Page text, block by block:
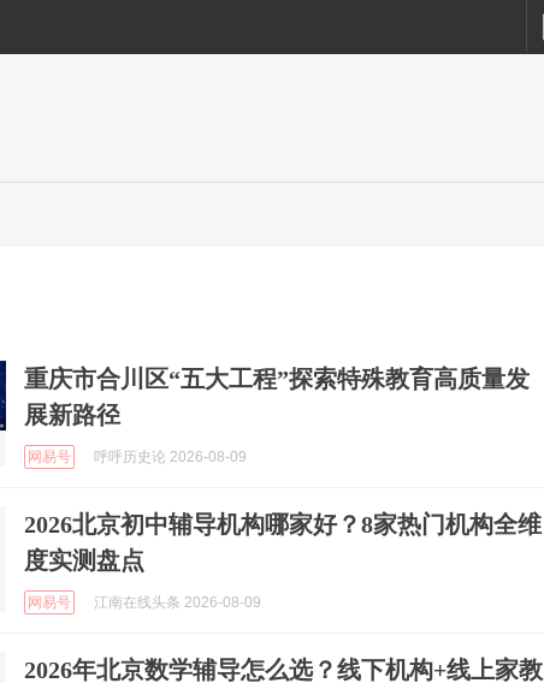
重庆市合川区“五大工程”探索特殊教育高质量发
展新路径
网易号 呼呼历史论 2026-08-09
​2026北京初中辅导机构哪家好？8家热门机构全维
度实测盘点
网易号 江南在线头条 2026-08-09
​2026年北京数学辅导怎么选？线下机构+线上家教